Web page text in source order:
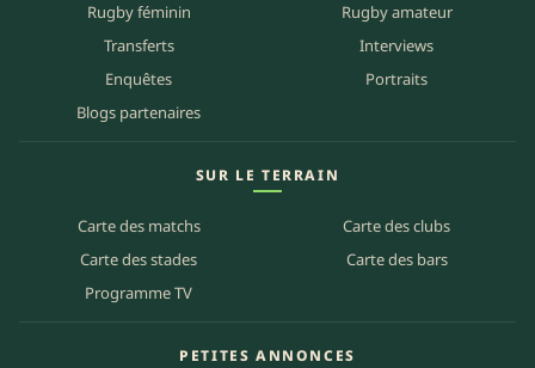
Rugby féminin
Rugby amateur
Transferts
Interviews
Enquêtes
Portraits
Blogs partenaires
SUR LE TERRAIN
Carte des matchs
Carte des clubs
Carte des stades
Carte des bars
Programme TV
PETITES ANNONCES